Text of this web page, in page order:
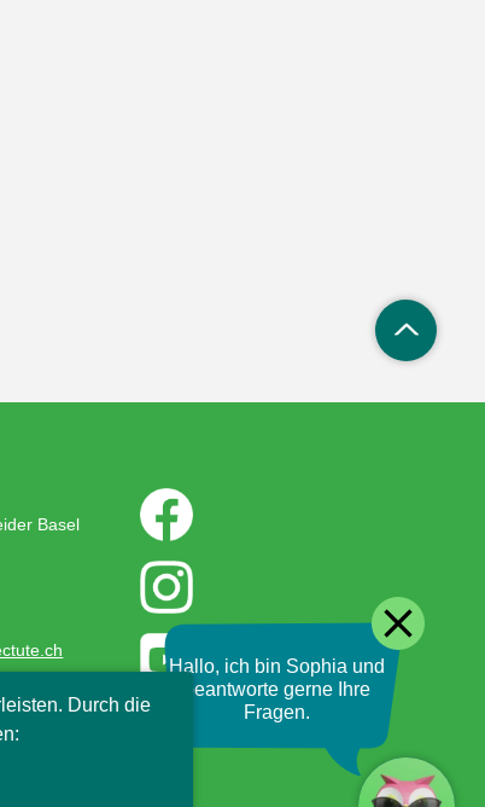
Basel
Durch die
Hallo, ich bin Sophia und
beantworte gerne Ihre
Fragen.
close